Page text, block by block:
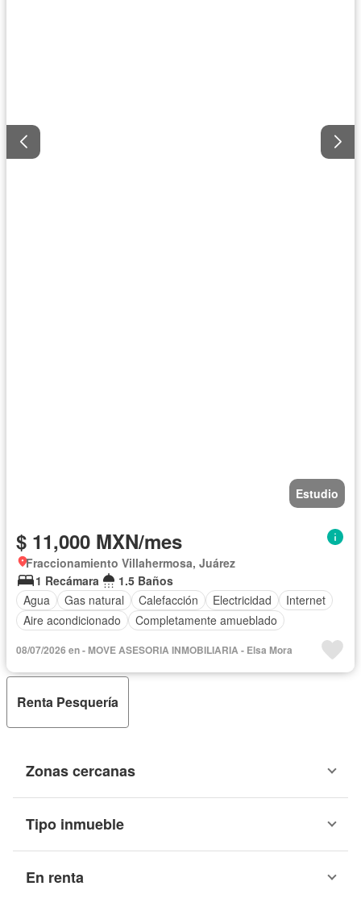
Estudio
$ 11,000 MXN/mes
Fraccionamiento Villahermosa, Juárez
1 Recámara
1.5 Baños
Agua
Gas natural Calefacción Electricidad
Internet
Aire acondicionado
Completamente amueblado
08/07/2026 en - MOVE ASESORIA INMOBILIARIA - Elsa Mora
Renta Pesquería
Zonas cercanas
Tipo inmueble
En renta